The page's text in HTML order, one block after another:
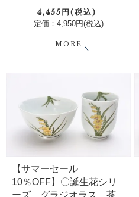
4,455円(税込)
定価：4,950円(税込)
MORE
【サマーセール
10％OFF】〇誕生花シリ